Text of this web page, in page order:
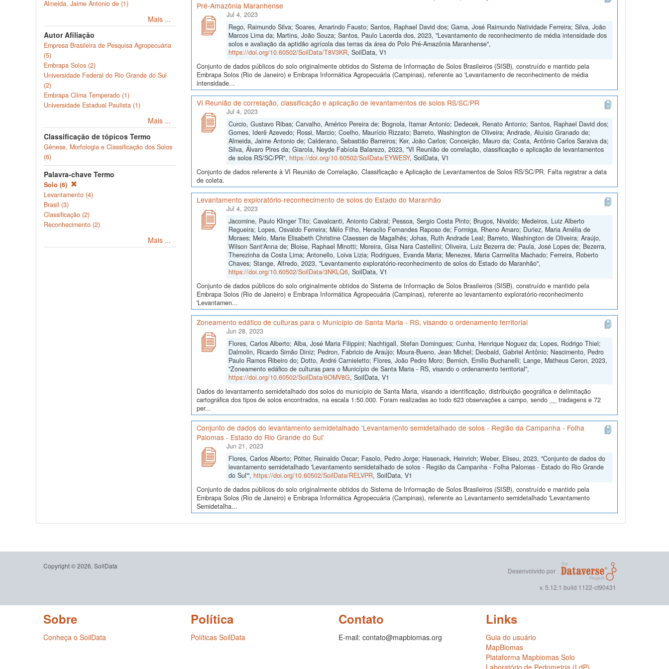
Almeida, Jaime Antonio de (1)
Mais ...
Autor Afiliação
Empresa Brasileira de Pesquisa Agropecuária
(5)
Embrapa Solos (2)
Universidade Federal do Rio Grande do Sul
(2)
Embrapa Clima Temperado (1)
Universidade Estadual Paulista (1)
Mais ...
Classificação de tópicos Termo
Gênese, Morfologia e Classificação dos Solos
(6)
Palavra-chave Termo
Solo (6)
Levantamento (4)
Brasil (3)
Classificação (2)
Reconhecimento (2)
Mais ...
Pré-Amazônia Maranhense
Jul 4, 2023
Rego, Raimundo Silva; Soares, Amarindo Fausto; Santos, Raphael David dos; Gama, José Raimundo Natividade Ferreira; Silva, João
Marcos Lima da; Martins, João Souza; Santos, Paulo Lacerda dos, 2023, "Levantamento de reconhecimento de média intensidade dos
solos e avaliação da aptidão agrícola das terras da área do Polo Pré-Amazônia Maranhense",
https://doi.org/10.60502/SoilData/T8V3KR, SoilData, V1
Conjunto de dados públicos do solo originalmente obtidos do Sistema de Informação de Solos Brasileiros (SISB), construído e mantido pela
Embrapa Solos (Rio de Janeiro) e Embrapa Informática Agropecuária (Campinas), referente ao 'Levantamento de reconhecimento de média
intensidade...
VI Reunião de correlação, classificação e aplicação de levantamentos de solos RS/SC/PR
Jul 4, 2023
Curcio, Gustavo Ribas; Carvalho, Américo Pereira de; Bognola, Itamar Antonio; Dedecek, Renato Antonio; Santos, Raphael David dos;
Gomes, Iderê Azevedo; Rossi, Marcio; Coelho, Maurício Rizzato; Barreto, Washington de Oliveira; Andrade, Aluísio Granado de;
Almeida, Jaime Antonio de; Calderano, Sebastião Barreiros; Ker, João Carlos; Conceição, Mauro da; Costa, Antônio Carlos Saraiva da;
Silva, Álvaro Pires da; Giarola, Neyde Fabíola Balarezo, 2023, "VI Reunião de correlação, classificação e aplicação de levantamentos
de solos RS/SC/PR", https://doi.org/10.60502/SoilData/EYWESY, SoilData, V1
Conjunto de dados referente à VI Reunião de Correlação, Classificação e Aplicação de Levantamentos de Solos RS/SC/PR. Falta registrar a data
de coleta.
Levantamento exploratório-reconhecimento de solos do Estado do Maranhão
Jul 4, 2023
Jacomine, Paulo Klinger Tito; Cavalcanti, Anionto Cabral; Pessoa, Sergio Costa Pinto; Brugos, Nivaldo; Medeiros, Luiz Alberto
Regueira; Lopes, Osvaldo Ferreira; Mélo Filho, Heraclio Fernandes Raposo de; Formiga, Rheno Amaro; Duriez, Maria Amélia de
Moraes; Melo, Marie Elisabeth Christine Claessen de Magalhẽs; Johas, Ruth Andrade Leal; Barreto, Washington de Oliveira; Araújo,
Wilson Sant'Anna de; Bloise, Raphael Minotti; Moreira, Gisa Nara Castellini; Oliveira, Luiz Bezerra de; Paula, José Lopes de; Bezerra,
Therezinha da Costa Lima; Antonello, Loiva Lizia; Rodrigues, Evanda Maria; Menezes, Maria Carmelita Machado; Ferreira, Roberto
Chaves; Stange, Alfredo, 2023, "Levantamento exploratório-reconhecimento de solos do Estado do Maranhão",
https://doi.org/10.60502/SoilData/3NKLQ6, SoilData, V1
Conjunto de dados públicos do solo originalmente obtidos do Sistema de Informação de Solos Brasileiros (SISB), construído e mantido pela
Embrapa Solos (Rio de Janeiro) e Embrapa Informática Agropecuária (Campinas), referente ao levantamento exploratório-reconhecimento
'Levantamen...
Zoneamento edáfico de culturas para o Município de Santa Maria - RS, visando o ordenamento territorial
Jun 28, 2023
Flores, Carlos Alberto; Alba, José Maria Filippini; Nachtigall, Stefan Domingues; Cunha, Henrique Noguez da; Lopes, Rodrigo Thiel;
Dalmolin, Ricardo Simão Diniz; Pedron, Fabricio de Araújo; Moura-Bueno, Jean Michel; Deobald, Gabriel Antônio; Nascimento, Pedro
Paulo Ramos Ribeiro do; Dotto, André Carnieletto; Flores, João Pedro Moro; Bernich, Emilio Buchanelli; Lange, Matheus Ceron, 2023,
"Zoneamento edáfico de culturas para o Município de Santa Maria - RS, visando o ordenamento territorial",
https://doi.org/10.60502/SoilData/6OMV8G, SoilData, V1
Dados do levantamento semidetalhado dos solos do município de Santa Maria, visando a identificação, distribuição geográfica e delimitação
cartográfica dos tipos de solos encontrados, na escala 1:50.000. Foram realizadas ao todo 623 observações a campo, sendo __ tradagens e 72
per...
Conjunto de dados do levantamento semidetalhado 'Levantamento semidetalhado de solos - Região da Campanha - Folha
Palomas - Estado do Rio Grande do Sul'
Jun 21, 2023
Flores, Carlos Alberto; Pötter, Reinaldo Oscar; Fasolo, Pedro Jorge; Hasenack, Heinrich; Weber, Eliseu, 2023, "Conjunto de dados do
levantamento semidetalhado 'Levantamento semidetalhado de solos - Região da Campanha - Folha Palomas - Estado do Rio Grande
do Sul'", https://doi.org/10.60502/SoilData/RELVPR, SoilData, V1
Conjunto de dados públicos do solo originalmente obtidos do Sistema de Informação de Solos Brasileiros (SISB), construído e mantido pela
Embrapa Solos (Rio de Janeiro) e Embrapa Informática Agropecuária (Campinas), referente ao Levantamento semidetalhado 'Levantamento
Semidetalha...
Copyright © 2026, SoilData
Desenvolvido por
v. 5.12.1 build 1122-cf90431
Sobre
Conheça o SoilData
Política
Políticas SoilData
Contato
E-mail: contato@mapbiomas.org
Links
Guia do usuário
MapBiomas
Plataforma Mapbiomas Solo